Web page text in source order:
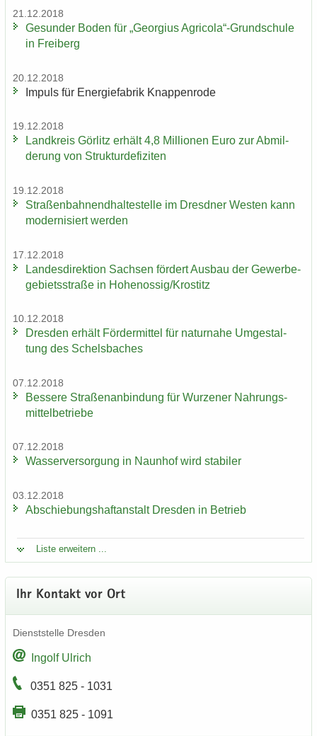
21.12.2018
Ge­sun­der Boden für „Ge­or­gi­us Agri­co­la“-​Grundschule
in Frei­berg
20.12.2018
Im­puls für En­er­gie­fa­brik Knap­pen­ro­de
19.12.2018
Land­kreis Gör­litz er­hält 4,8 Mil­lio­nen Euro zur Ab­mil­
de­rung von Struk­tur­de­fi­zi­ten
19.12.2018
Stra­ßen­bah­nend­hal­te­stel­le im Dresd­ner Wes­ten kann
mo­der­ni­siert wer­den
17.12.2018
Lan­des­di­rek­ti­on Sach­sen för­dert Aus­bau der Ge­wer­be­
ge­biets­stra­ße in Ho­he­nos­sig/Krostitz
10.12.2018
Dres­den er­hält För­der­mit­tel für na­tur­na­he Um­ge­stal­
tung des Schels­ba­ches
07.12.2018
Bes­se­re Stra­ßen­an­bin­dung für Wur­ze­ner Nah­rungs­
mit­tel­be­trie­be
07.12.2018
Was­ser­ver­sor­gung in Naun­hof wird sta­bi­ler
03.12.2018
Ab­schie­bungs­haft­an­stalt Dres­den in Be­trieb
Liste er­wei­tern ...
Ihr Kon­takt vor Ort
Dienst­stel­le Dres­den
In­golf Ul­rich
0351 825 - 1031
0351 825 - 1091